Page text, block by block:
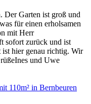
Der Garten ist groß und
für einen erholsamen
mit Herr
sofort zurück und ist
ist hier genau richtig. Wir
und Uwe
110m² in Bernbeuren